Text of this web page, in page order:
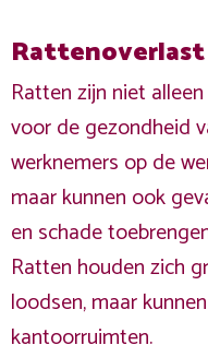
Ratten zijn niet
voor de gezondheid
werknemers op de
maar kunnen ook
en schade
Ratten houden zich
loodsen, maar
kantoorruimten.